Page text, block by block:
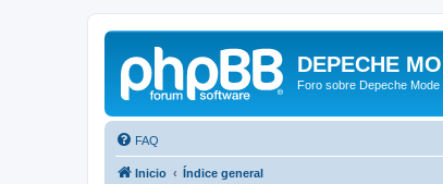
DEPECHE
Foro sobre Depeche Mode
FAQ
Inicio Índice general